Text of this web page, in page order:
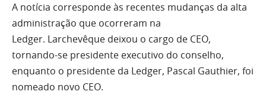
A notícia corresponde às recentes mudanças da alta
administração que ocorreram na
Ledger. Larchevêque deixou o cargo de CEO,
tornando-se presidente executivo do conselho,
enquanto o presidente da Ledger, Pascal Gauthier, foi
nomeado novo CEO.